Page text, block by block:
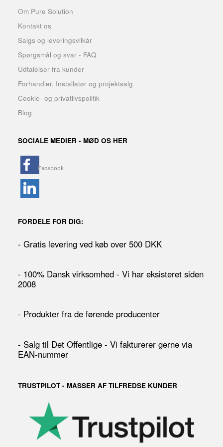
Om Pure Solution
Kontakt os
Salgs og leveringsvilkår
Spørgsmål og svar - FAQ
Udtalelser fra kunder
Forhandler, Installatør og projektsalg
Cookie- og privatlivspolitik
Blog
SOCIALE MEDIER - MØD OS HER
FORDELE FOR DIG:
- Gratis levering ved køb over 500 DKK
- 100% Dansk virksomhed - Vi har eksisteret siden
2008
- Produkter fra de førende producenter
- Salg til Det Offentlige - Vi fakturerer gerne via
EAN-nummer
TRUSTPILOT - MASSER AF TILFREDSE KUNDER